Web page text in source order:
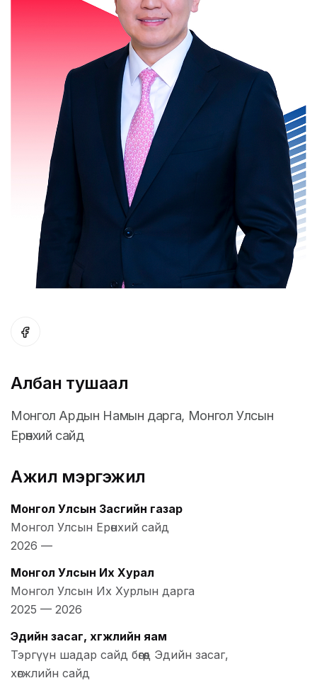
Албан тушаал
Монгол Ардын Намын дарга, Монгол Улсын
Ерөнхий сайд
Ажил мэргэжил
Монгол Улсын Засгийн газар
Монгол Улсын Ерөнхий сайд
2026 —
Монгол Улсын Их Хурал
Монгол Улсын Их Хурлын дарга
2025 — 2026
Эдийн засаг, хөгжлийн яам
Тэргүүн шадар сайд бөгөөд Эдийн засаг,
хөгжлийн сайд